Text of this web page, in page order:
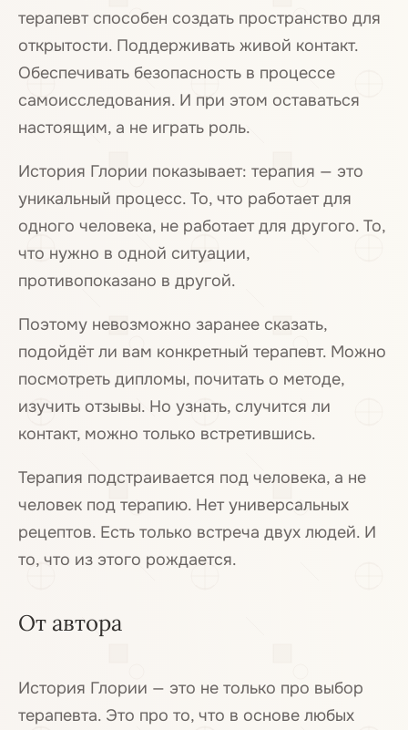
терапевт способен создать пространство для
открытости. Поддерживать живой контакт.
Обеспечивать безопасность в процессе
самоисследования. И при этом оставаться
настоящим, а не играть роль.
История Глории показывает: терапия — это
уникальный процесс. То, что работает для
одного человека, не работает для другого. То,
что нужно в одной ситуации,
противопоказано в другой.
Поэтому невозможно заранее сказать,
подойдёт ли вам конкретный терапевт. Можно
посмотреть дипломы, почитать о методе,
изучить отзывы. Но узнать, случится ли
контакт, можно только встретившись.
Терапия подстраивается под человека, а не
человек под терапию. Нет универсальных
рецептов. Есть только встреча двух людей. И
то, что из этого рождается.
От автора
История Глории — это не только про выбор
терапевта. Это про то, что в основе любых